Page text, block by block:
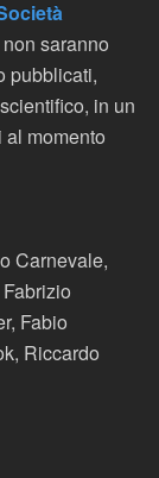
saranno
pubblicati,
in un
momento
Carnevale,
Fabio
Riccardo